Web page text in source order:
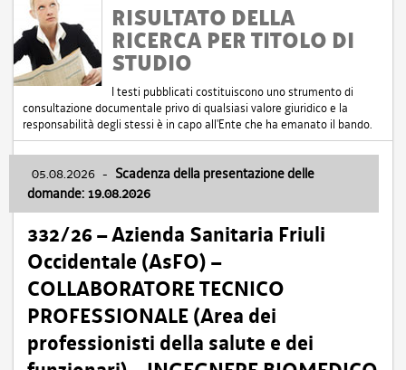
RISULTATO DELLA
RICERCA PER TITOLO DI
STUDIO
I testi pubblicati costituiscono uno strumento di
consultazione documentale privo di qualsiasi valore giuridico e la
responsabilità degli stessi è in capo all'Ente che ha emanato il bando.
05.08.2026 - Scadenza della presentazione delle
domande: 19.08.2026
332/26 – Azienda Sanitaria Friuli
Occidentale (AsFO) –
COLLABORATORE TECNICO
PROFESSIONALE (Area dei
professionisti della salute e dei